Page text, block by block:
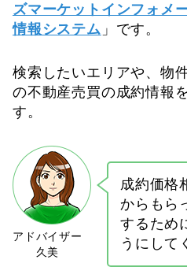
ズマーケットインフォメ
情報システム 」です。
検索したいエリアや、物
の不動産売買の成約情報
す。
成約価格
からもら
するため
うにして